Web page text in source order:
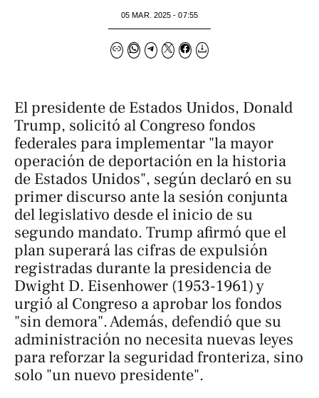
05 MAR. 2025 - 07:55
El presidente de Estados Unidos, Donald
Trump, solicitó al Congreso fondos
federales para implementar "la mayor
operación de deportación en la historia
de Estados Unidos", según declaró en su
primer discurso ante la sesión conjunta
del legislativo desde el inicio de su
segundo mandato. Trump afirmó que el
plan superará las cifras de expulsión
registradas durante la presidencia de
Dwight D. Eisenhower (1953-1961) y
urgió al Congreso a aprobar los fondos
"sin demora". Además, defendió que su
administración no necesita nuevas leyes
para reforzar la seguridad fronteriza, sino
solo "un nuevo presidente".